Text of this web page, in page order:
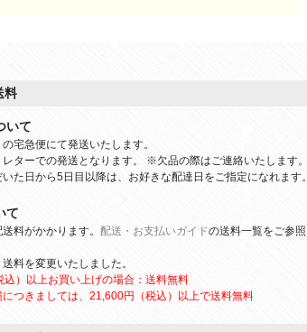
料
いて
宅急便にて発送いたします。
ターでの発送となります。 ※欠品の際はご連絡いたします。
た日から5日目以降は、お好きな配達日をご指定になれます。
て
料がかかります。 配送・お支払いガイドの送料一覧をご参照
料を変更いたしました。
込）以上お買い上げの場合：送料無料
つきましては、21,600円（税込）以上で送料無料